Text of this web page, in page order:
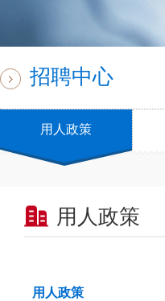
招聘中心
用人政策
用人政策
用人政策